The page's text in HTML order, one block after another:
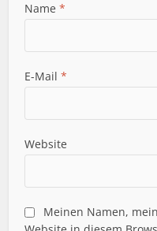
Name*
E-Mail*
Website
Meinen Namen,